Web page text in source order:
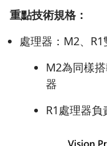
重點技術規格：
處理器：M2、R1
M2為同樣
器
R1處理器負